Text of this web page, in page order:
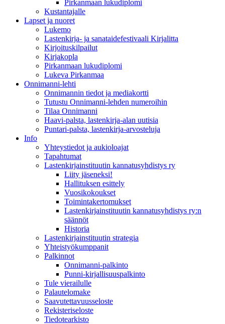
Pirkanmaan lukudiplomi
Kustantajalle
Lapset ja nuoret
Lukemo
Lastenkirja- ja sanataidefestivaali Kirjalitta
Kirjoituskilpailut
Kirjakopla
Pirkanmaan lukudiplomi
Lukeva Pirkanmaa
Onnimanni-lehti
Onnimannin tiedot ja mediakortti
Tutustu Onnimanni-lehden numeroihin
Tilaa Onnimanni
Haavi-palsta, lastenkirja-alan uutisia
Puntari-palsta, lastenkirja-arvosteluja
Info
Yhteystiedot ja aukioloajat
Tapahtumat
Lastenkirjainstituutin kannatusyhdistys ry
Liity jäseneksi!
Hallituksen esittely
Vuosikokoukset
Toimintakertomukset
Lastenkirjainstituutin kannatusyhdistys ry:n
säännöt
Historia
Lastenkirjainstituutin strategia
Yhteistyökumppanit
Palkinnot
Onnimanni-palkinto
Punni-kirjallisuuspalkinto
Tule vierailulle
Palautelomake
Saavutettavuusseloste
Rekisteriseloste
Tiedotearkisto